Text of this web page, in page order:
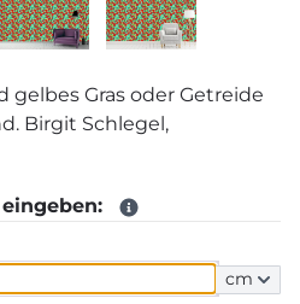
Gras oder Getreide
Birgit Schlegel,
cm